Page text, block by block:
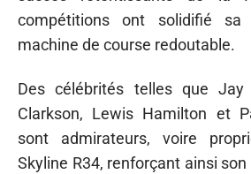
compétitions ont solidifié sa
machine de course redoutable.
Des célébrités telles que Jay
Clarkson, Lewis Hamilton et
sont admirateurs, voire
Skyline R34, renforçant ainsi